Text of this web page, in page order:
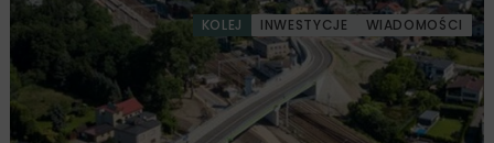
KOLEJ INWESTYCJE WIADOMOŚCI